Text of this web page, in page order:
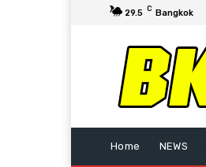
29.5 C Bangkok
Home NEWS